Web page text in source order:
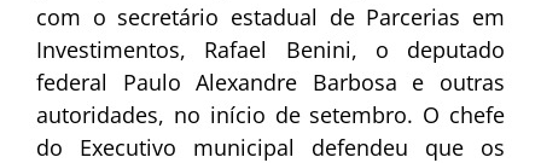
com o secretário estadual de Parcerias em
Investimentos, Rafael Benini, o deputado
federal Paulo Alexandre Barbosa e outras
autoridades, no início de setembro. O chefe
do Executivo municipal defendeu que os